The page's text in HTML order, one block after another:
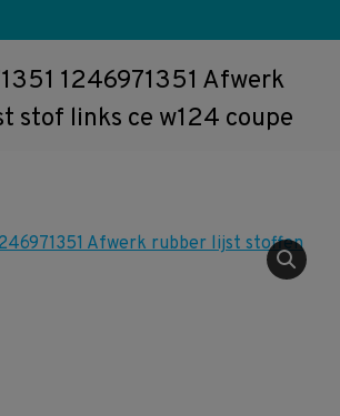
1246971351 Afwerk
stof links ce w124 coupe